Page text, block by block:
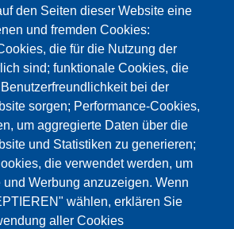
2022
München
voller Erfolg.
den Seiten dieser Website eine
und fremden Cookies:
die für die Nutzung der
sind; funktionale Cookies, die
bei der
sorgen; Performance-Cookies,
um aggregierte Daten über die
und Statistiken zu generieren;
die verwendet werden, um
und Werbung anzuzeigen. Wenn
wählen, erklären Sie
aller Cookies